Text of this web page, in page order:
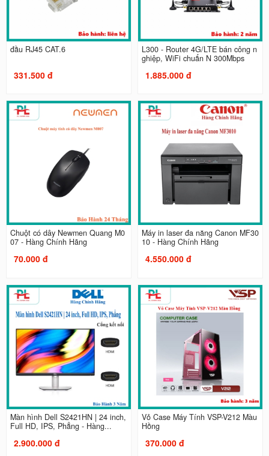
đầu RJ45 CAT.6
331.500 đ
L300 - Router 4G/LTE bán công n
ghiệp, WiFi chuẩn N 300Mbps
1.885.000 đ
Chuột có dây Newmen Quang M0
07 - Hàng Chính Hãng
70.000 đ
Máy in laser đa năng Canon MF30
10 - Hàng Chính Hãng
4.550.000 đ
Màn hình Dell S2421HN | 24 inch,
Full HD, IPS, Phẳng - Hàng...
2.900.000 đ
Vỏ Case Máy Tính VSP-V212 Màu
Hồng
370.000 đ